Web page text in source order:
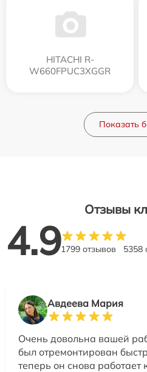
HITACHI R-
W660FPUC3XGGR
Показать
Отзывы
4.91799 отзывов 5358
Авдеева Мария
Очень довольна вашей
был отремонтирован
теперь он снова работает